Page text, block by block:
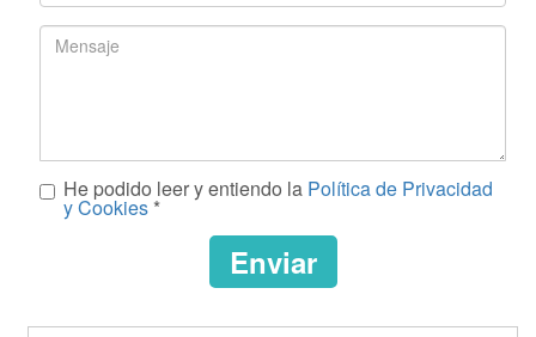
Teléfono
*
Mensaje
* He podido leer y entiendo la Política de Privacidad
y Cookies *
Enviar